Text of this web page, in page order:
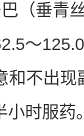
巴（垂青
～
和不出
小时服